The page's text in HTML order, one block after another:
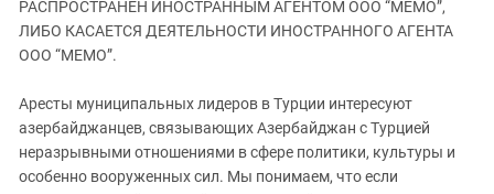
ЗАСТАВЛЯЕТ
КАВКАЗ ЗА ПАЛЕСТИНУ
МОБИЛИЗАЦИЯ И ПРОТЕСТЫ
Ингушетия
Калмыкия
Карачаево-Черкесия
Краснодарский край
РАСПРОСТРАНЕН ИНОСТРАННЫМ АГЕНТОМ ООО “МЕМО”,
ЛИБО КАСАЕТСЯ ДЕЯТЕЛЬНОСТИ ИНОСТРАННОГО АГЕНТА
ООО “МЕМО”.
Аресты муниципальных лидеров в Турции интересуют
азербайджанцев, связывающих Азербайджан с Турцией
неразрывными отношениями в сфере политики, культуры и
особенно вооруженных сил. Мы понимаем, что если